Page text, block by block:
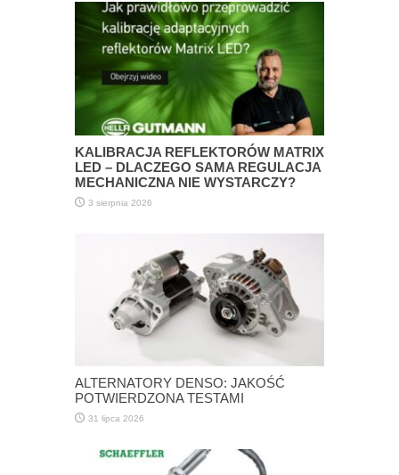
KALIBRACJA REFLEKTORÓW MATRIX
LED – DLACZEGO SAMA REGULACJA
MECHANICZNA NIE WYSTARCZY?
3 sierpnia 2026
ALTERNATORY DENSO: JAKOŚĆ
POTWIERDZONA TESTAMI
31 lipca 2026